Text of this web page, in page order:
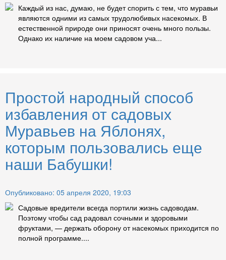
Каждый из нас, думаю, не будет спорить с тем, что муравьи
являются одними из самых трудолюбивых насекомых. В
естественной природе они приносят очень много пользы.
Однако их наличие на моем садовом уча...
Простой народный способ
избавления от садовых
Муравьев на Яблонях,
которым пользовались еще
наши Бабушки!
Опубликовано: 05 апреля 2020, 19:03
Садовые вредители всегда портили жизнь садоводам.
Поэтому чтобы сад радовал сочными и здоровыми
фруктами, — держать оборону от насекомых приходится по
полной программе....